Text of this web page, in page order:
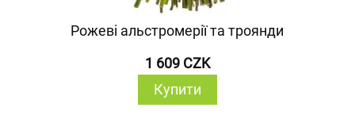
Рожеві альстромерії та троянди
1 609 CZK
Купити